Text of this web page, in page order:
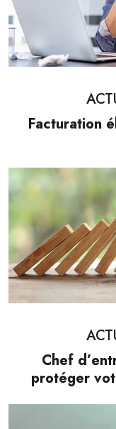
Facturation
Chef
protéger